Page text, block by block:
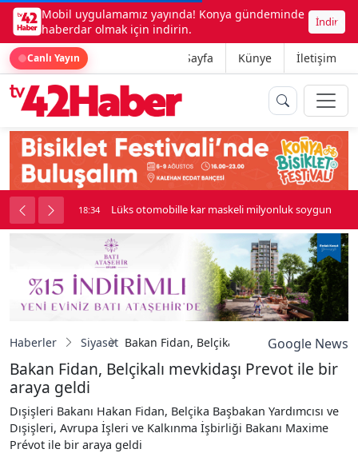
Mobil uygulamamız yayında! Konya gündeminde
haberdar olmak için indirin.
İndir
Canlı Yayın Ana Sayfa Künye İletişim
kavga çıktı 18:34 Lüks otomobille kar maskeli milyonluk soygun
Haberler Siyaset Bakan Fidan, Belçikalı mevkidaşı Prevot
Google News
Bakan Fidan, Belçikalı mevkidaşı Prevot ile bir
araya geldi
Dışişleri Bakanı Hakan Fidan, Belçika Başbakan Yardımcısı ve
Dışişleri, Avrupa İşleri ve Kalkınma İşbirliği Bakanı Maxime
Prévot ile bir araya geldi